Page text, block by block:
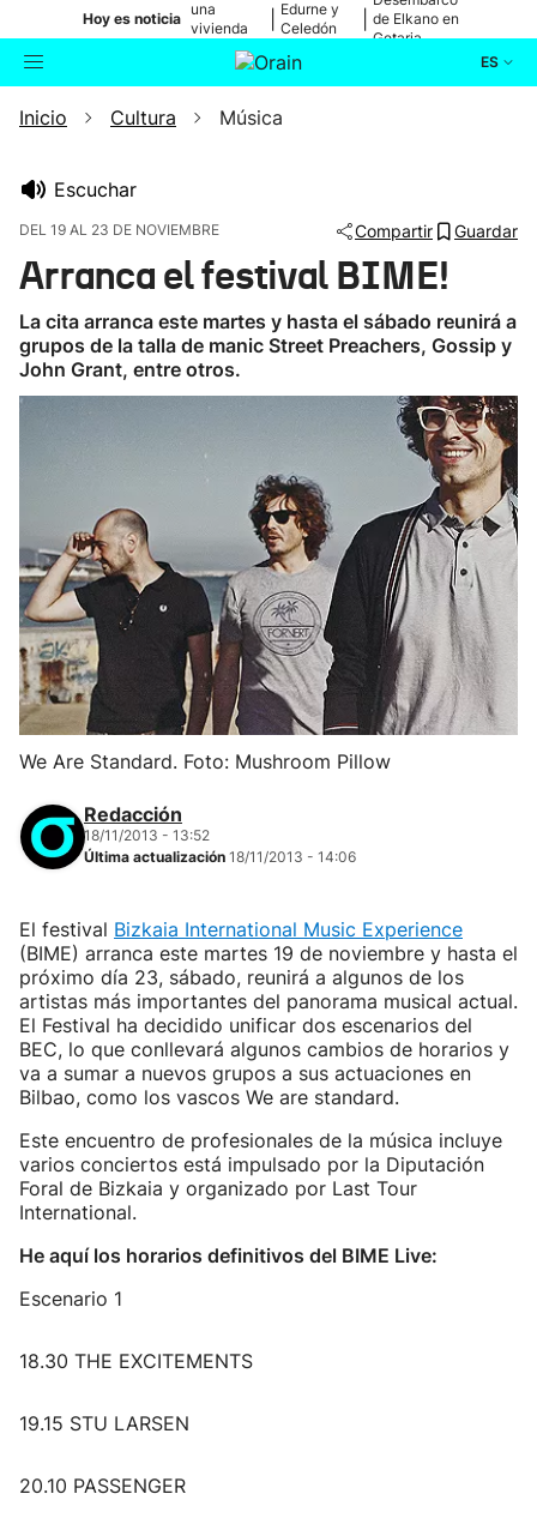
Hoy es noticia
una
vivienda
de Bilbao
Edurne y
Celedón
de Elkano en
Getaria
ES
Buscador Actualidad
Ikusmiran
Eguraldia
Inicio Cultura Música
Escuchar
DEL 19 AL 23 DE NOVIEMBRE Compartir Guardar
Arranca el festival BIME!
La cita arranca este martes y hasta el sábado reunirá a
grupos de la talla de manic Street Preachers, Gossip y
John Grant, entre otros.
We Are Standard. Foto: Mushroom Pillow
Redacción
18/11/2013 - 13:52
Última actualización 18/11/2013 - 14:06
El festival Bizkaia International Music Experience
(BIME) arranca este martes 19 de noviembre y hasta el
próximo día 23, sábado, reunirá a algunos de los
artistas más importantes del panorama musical actual.
El Festival ha decidido unificar dos escenarios del
BEC, lo que conllevará algunos cambios de horarios y
va a sumar a nuevos grupos a sus actuaciones en
Bilbao, como los vascos We are standard.
Este encuentro de profesionales de la música incluye
varios conciertos está impulsado por la Diputación
Foral de Bizkaia y organizado por Last Tour
International.
He aquí los horarios definitivos del BIME Live:
Escenario 1
18.30 THE EXCITEMENTS
19.15 STU LARSEN
20.10 PASSENGER